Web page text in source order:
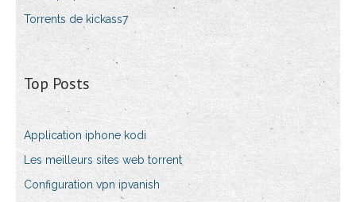
Torrents de kickass7
Top Posts
Application iphone kodi
Les meilleurs sites web torrent
Configuration vpn ipvanish